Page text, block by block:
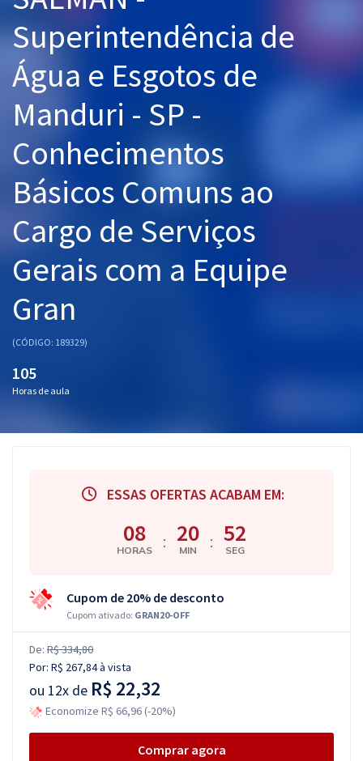
Graduação
OAB
Mentorias
Questões grátis
Conteúdo gratuito
Blog
Aprovados
Atendimento
Superintendência de
Água e Esgotos de
Manduri - SP -
Conhecimentos
Básicos Comuns ao
Cargo de Serviços
Gerais com a Equipe
Gran
(CÓDIGO: 189329)
105
Horas de aula
ESSAS OFERTAS ACABAM EM:
08
HORAS : 20
MIN : 52
SEG
Cupom de 20% de desconto
Cupom ativado: GRAN20-OFF
De: R$ 334,80
Por: R$ 267,84à vista
ou 12x de R$ 22,32
Economize R$ 66,96 (-20%)
Comprar agora